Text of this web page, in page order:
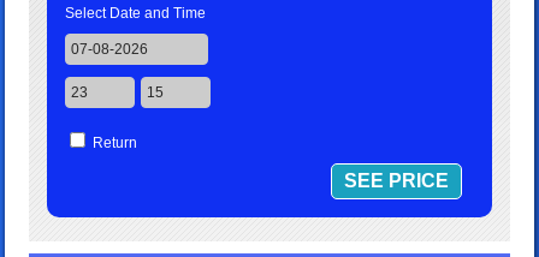
Select Date and Time
Return